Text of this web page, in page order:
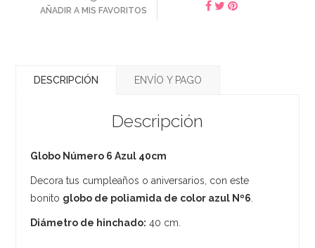
AÑADIR A MIS FAVORITOS
DESCRIPCIÓN ENVÍO Y PAGO
Descripción
Globo Número 6 Azul 40cm
Decora tus cumpleaños o aniversarios, con este
bonito globo de poliamida de color azul Nº6
Diámetro de hinchado: 40 cm.